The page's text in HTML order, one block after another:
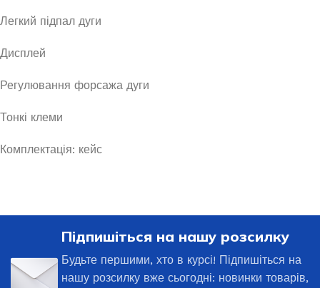
Легкий підпал дуги
Дисплей
Регулювання форсажа дуги
Тонкі клеми
Комплектація: кейс
Підпишіться на нашу розсилку
Будьте першими, хто в курсі! Підпишіться на
нашу розсилку вже сьогодні: новинки товарів,